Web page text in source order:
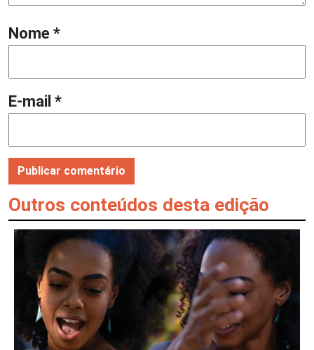
Nome *
E-mail *
Outros conteúdos desta edição